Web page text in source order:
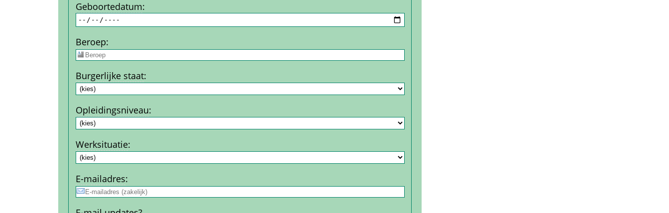
Geboorte­datum:
Beroep:
Burgerlijke staat:
Opleidingsniveau:
Werksituatie:
E-mail­adres: